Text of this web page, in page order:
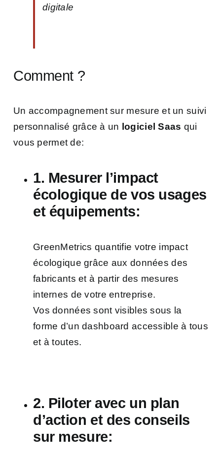
digitale
Comment ?
Un accompagnement sur mesure et un suivi
personnalisé grâce à un logiciel Saas qui
vous permet de:
1. Mesurer l’impact
écologique de vos usages
et équipements:
GreenMetrics quantifie votre impact
écologique grâce aux données des
fabricants et à partir des mesures
internes de votre entreprise.
Vos données sont visibles sous la
forme d’un dashboard accessible à tous
et à toutes.
2. Piloter avec un plan
d’action et des conseils
sur mesure: